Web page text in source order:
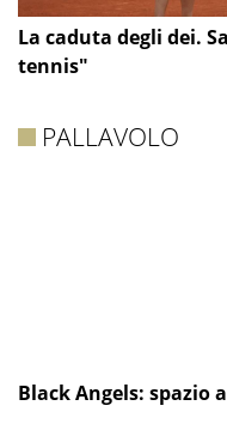
La caduta degli dei.
tennis"
PALLAVOLO
Black Angels: spazio